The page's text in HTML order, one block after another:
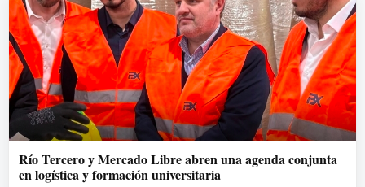
Río Tercero y Mercado Libre abren una agenda conjunta
en logística y formación universitaria